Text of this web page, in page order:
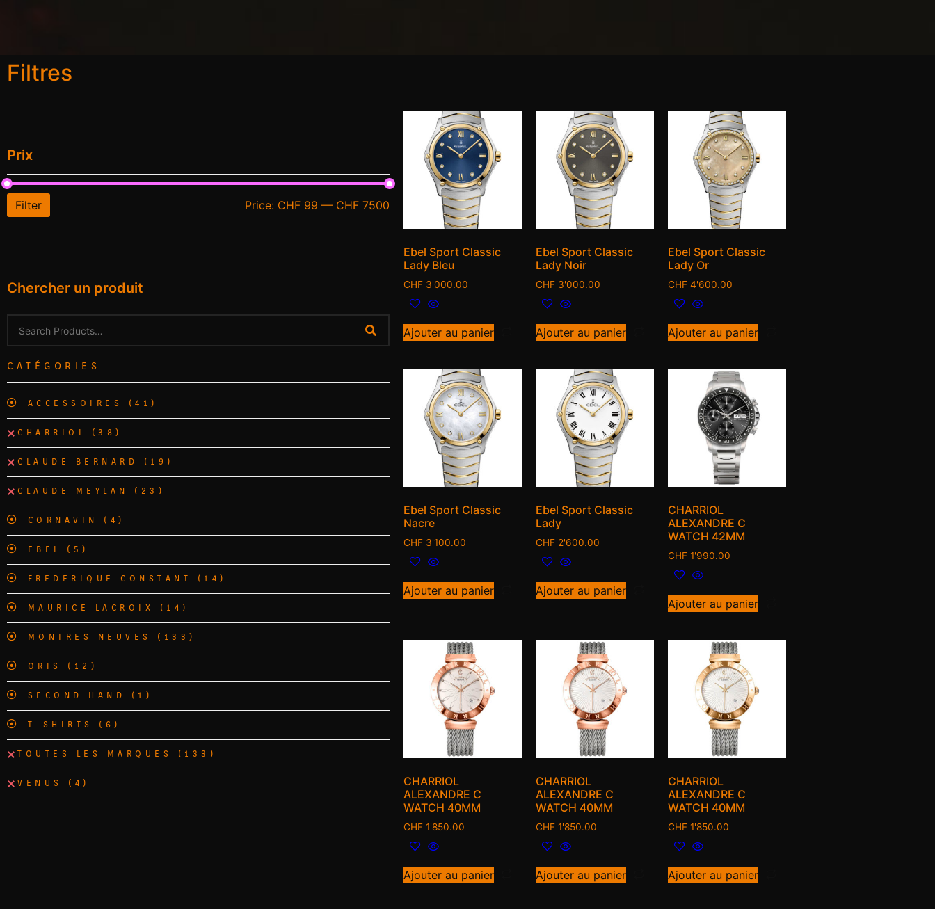
Filtres
Prix
Filter Price: CHF 99 — CHF 7500
Chercher un produit
CATÉGORIES
ACCESSOIRES (41)
CHARRIOL (38)
CLAUDE BERNARD (19)
CLAUDE MEYLAN (23)
CORNAVIN (4)
EBEL (5)
FREDERIQUE CONSTANT (14)
MAURICE LACROIX (14)
MONTRES NEUVES (133)
ORIS (12)
SECOND HAND (1)
T-SHIRTS (6)
TOUTES LES MARQUES (133)
VENUS (4)
Ebel Sport Classic
Lady Bleu
CHF 3'000.00
Ajouter au panier
Ebel Sport Classic
Lady Noir
CHF 3'000.00
Ajouter au panier
Ebel Sport Classic
Lady Or
CHF 4'600.00
Ajouter au panier
Ebel Sport Classic
Nacre
CHF 3'100.00
Ajouter au panier
Ebel Sport Classic
Lady
CHF 2'600.00
Ajouter au panier
CHARRIOL
ALEXANDRE C
WATCH 42MM
CHF 1'990.00
Ajouter au panier
CHARRIOL
ALEXANDRE C
WATCH 40MM
CHF 1'850.00
Ajouter au panier
CHARRIOL
ALEXANDRE C
WATCH 40MM
CHF 1'850.00
Ajouter au panier
CHARRIOL
ALEXANDRE C
WATCH 40MM
CHF 1'850.00
Ajouter au panier